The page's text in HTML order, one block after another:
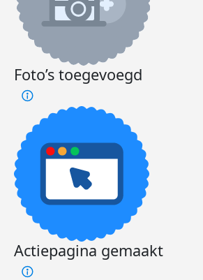
Foto’s toegevoegd
Actiepagina gemaakt